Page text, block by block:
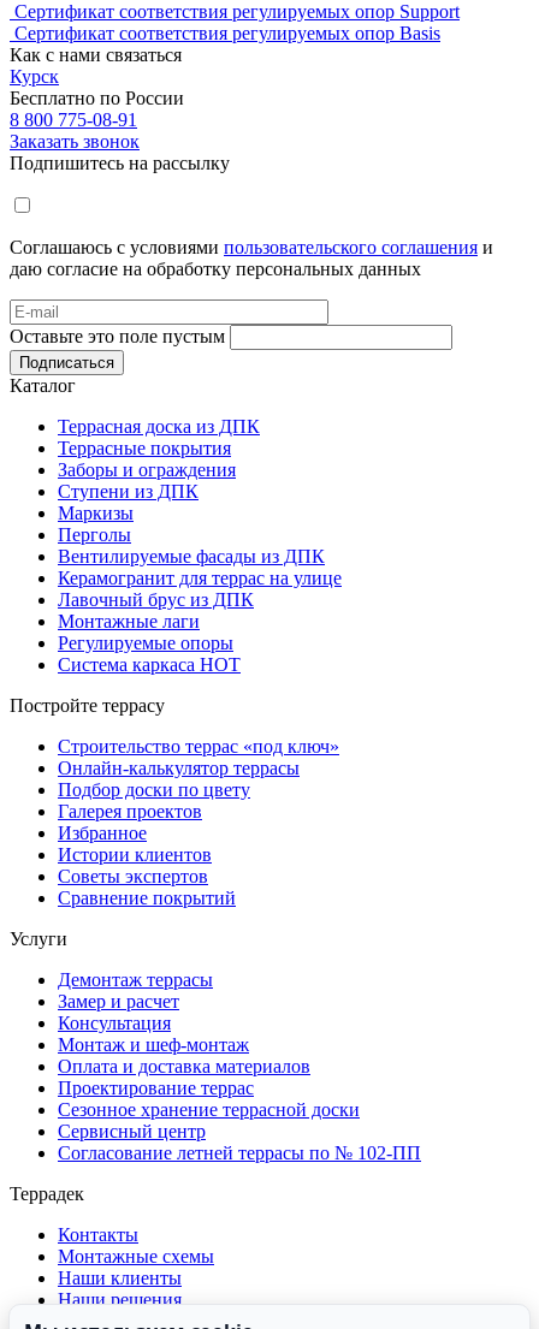
Сертификат соответствия регулируемых опор Support
Сертификат соответствия регулируемых опор Basis
Как с нами связаться
Курск
Бесплатно по России
8 800 775-08-91
Заказать звонок
Подпишитесь на рассылку
Соглашаюсь с условиями пользовательского соглашения и
даю согласие на обработку персональных данных
Оставьте это поле пустым
Подписаться
Каталог
Террасная доска из ДПК
Террасные покрытия
Заборы и ограждения
Ступени из ДПК
Маркизы
Перголы
Вентилируемые фасады из ДПК
Керамогранит для террас на улице
Лавочный брус из ДПК
Монтажные лаги
Регулируемые опоры
Система каркаса НОТ
Постройте террасу
Строительство террас «под ключ»
Онлайн-калькулятор террасы
Подбор доски по цвету
Галерея проектов
Избранное
Истории клиентов
Советы экспертов
Сравнение покрытий
Услуги
Демонтаж террасы
Замер и расчет
Консультация
Монтаж и шеф-монтаж
Оплата и доставка материалов
Проектирование террас
Сезонное хранение террасной доски
Сервисный центр
Согласование летней террасы по № 102-ПП
Террадек
Контакты
Монтажные схемы
Наши клиенты
Наши решения